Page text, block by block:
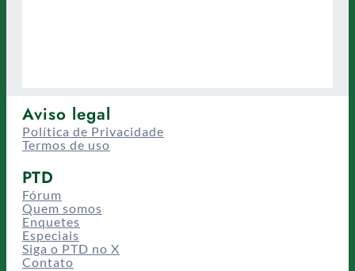
Aviso legal
Política de Privacidade
Termos de uso
PTD
Fórum
Quem somos
Enquetes
Especiais
Siga o PTD no X
Contato